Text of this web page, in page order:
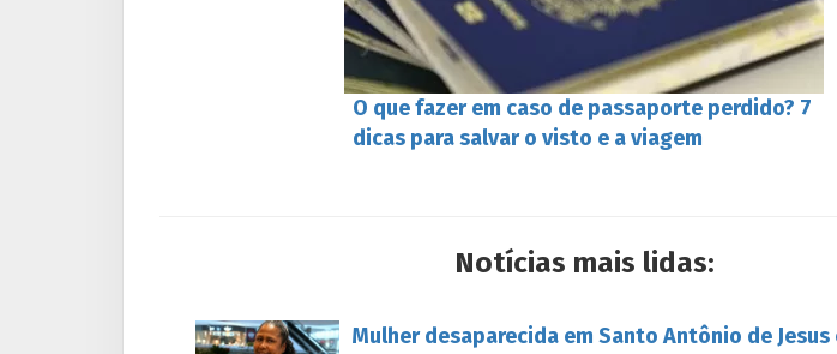
O que fazer em caso de passaporte perdido? 7
dicas para salvar o visto e a viagem
Notícias mais lidas:
Mulher desaparecida em Santo Antônio de